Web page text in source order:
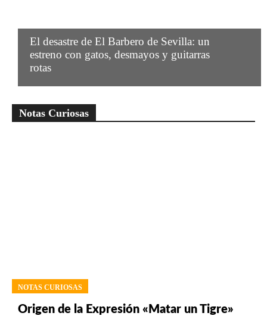
El desastre de El Barbero de Sevilla: un
estreno con gatos, desmayos y guitarras
rotas
Notas Curiosas
NOTAS CURIOSAS
Origen de la Expresión «Matar un Tigre»